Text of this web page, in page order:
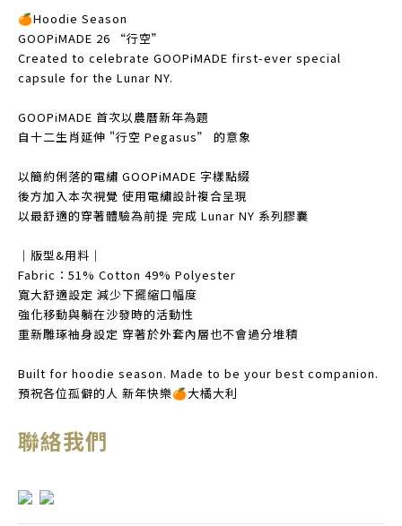
🍊Hoodie Season
GOOPiMADE 26 “行空”
Created to celebrate GOOPiMADE first-ever special
capsule for the Lunar NY.
GOOPiMADE 首次以農曆新年為題
自十二生肖延伸 "行空 Pegasus” 的意象
以簡約俐落的電繡 GOOPiMADE 字樣點綴
後方加入本次視覺 使用電繡設計複合呈現
以最舒適的穿著體驗為前提 完成 Lunar NY 系列膠囊
｜版型&用料｜
Fabric：51% Cotton 49% Polyester
寬大舒適設定 減少下擺縮口幅度
強化移動與躺在沙發時的活動性
重新雕琢袖身設定 穿著於外套內層也不會過分堆積
Built for hoodie season. Made to be your best companion.
預祝各位孤僻的人 新年快樂🍊大橘大利
聯絡我們